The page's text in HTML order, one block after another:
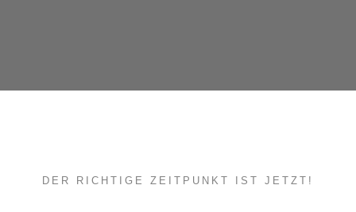
DER RICHTIGE ZEITPUNKT IST JETZT!